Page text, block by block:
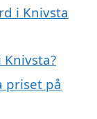
i Knivsta
priset på